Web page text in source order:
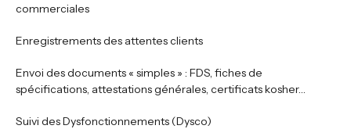
commerciales
Enregistrements des attentes clients
Envoi des documents « simples » : FDS, fiches de
spécifications, attestations générales, certificats kosher…
Suivi des Dysfonctionnements (Dysco)